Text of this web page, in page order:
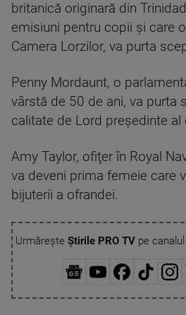
britanică originară din
emisiuni pentru copii şi care
Camera Lorzilor, va purta
Penny Mordaunt, o
vârstă de 50 de ani, va purta
calitate de Lord preşedinte al
Amy Taylor, ofiţer în Royal
va deveni prima femeie care
bijuterii a ofrandei.
Urmărește Știrile PRO TVpe canalul